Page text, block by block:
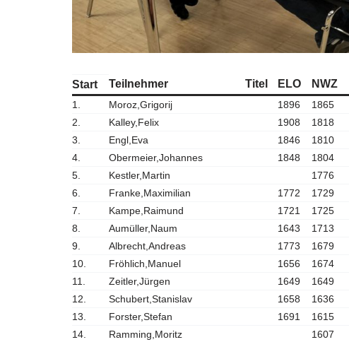
Start Teilnehmer Titel ELO NWZ
1. Moroz,Grigorij 1896 1865
2.
Kalley,Felix 1908 1818
3.
Engl,Eva 1846 1810
4.
Obermeier,Johannes 1848 1804
5.
Kestler,Martin 1776
6.
Franke,Maximilian 1772 1729
7.
Kampe,Raimund 1721 1725
8.
Aumüller,Naum 1643 1713
9.
Albrecht,Andreas 1773 1679
10.
Fröhlich,Manuel 1656 1674
11.
Zeitler,Jürgen 1649 1649
12.
Schubert,Stanislav 1658 1636
13.
Forster,Stefan 1691 1615
14.
Ramming,Moritz 1607